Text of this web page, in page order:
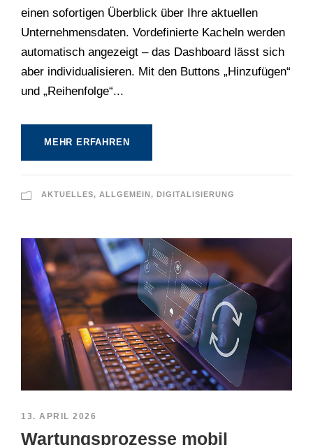
einen sofortigen Überblick über Ihre aktuellen
Unternehmensdaten. Vordefinierte Kacheln werden
automatisch angezeigt – das Dashboard lässt sich
aber individualisieren. Mit den Buttons „Hinzufügen“
und „Reihenfolge“...
MEHR ERFAHREN
AKTUELLES, ALLGEMEIN , DIGITALISIERUNG
13. APRIL 2026
Wartungsprozesse mobil